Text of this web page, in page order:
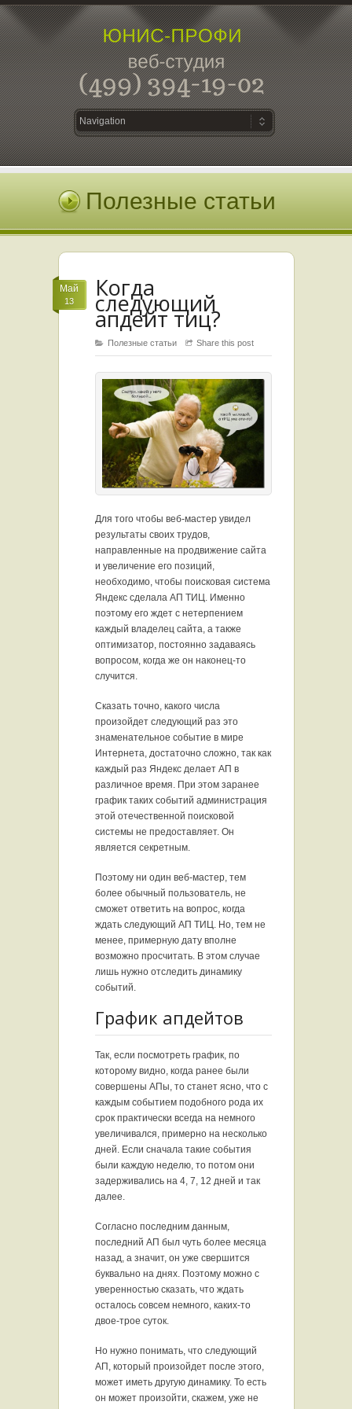
Полезные статьи
Май
13 Когда
следующий
апдейт тиц?
Полезные статьи Share this post
Для того чтобы веб-мастер увидел
результаты своих трудов,
направленные на продвижение сайта
и увеличение его позиций,
необходимо, чтобы поисковая система
Яндекс сделала АП ТИЦ. Именно
поэтому его ждет с нетерпением
каждый владелец сайта, а также
оптимизатор, постоянно задаваясь
вопросом, когда же он наконец-то
случится.
Сказать точно, какого числа
произойдет следующий раз это
знаменательное событие в мире
Интернета, достаточно сложно, так как
каждый раз Яндекс делает АП в
различное время. При этом заранее
график таких событий администрация
этой отечественной поисковой
системы не предоставляет. Он
является секретным.
Поэтому ни один веб-мастер, тем
более обычный пользователь, не
сможет ответить на вопрос, когда
ждать следующий АП ТИЦ. Но, тем не
менее, примерную дату вполне
возможно просчитать. В этом случае
лишь нужно отследить динамику
событий.
График апдейтов
Так, если посмотреть график, по
которому видно, когда ранее были
совершены АПы, то станет ясно, что с
каждым событием подобного рода их
срок практически всегда на немного
увеличивался, примерно на несколько
дней. Если сначала такие события
были каждую неделю, то потом они
задерживались на 4, 7, 12 дней и так
далее.
Согласно последним данным,
последний АП был чуть более месяца
назад, а значит, он уже свершится
буквально на днях. Поэтому можно с
уверенностью сказать, что ждать
осталось совсем немного, каких-то
двое-трое суток.
Но нужно понимать, что следующий
АП, который произойдет после этого,
может иметь другую динамику. То есть
он может произойти, скажем, уже не